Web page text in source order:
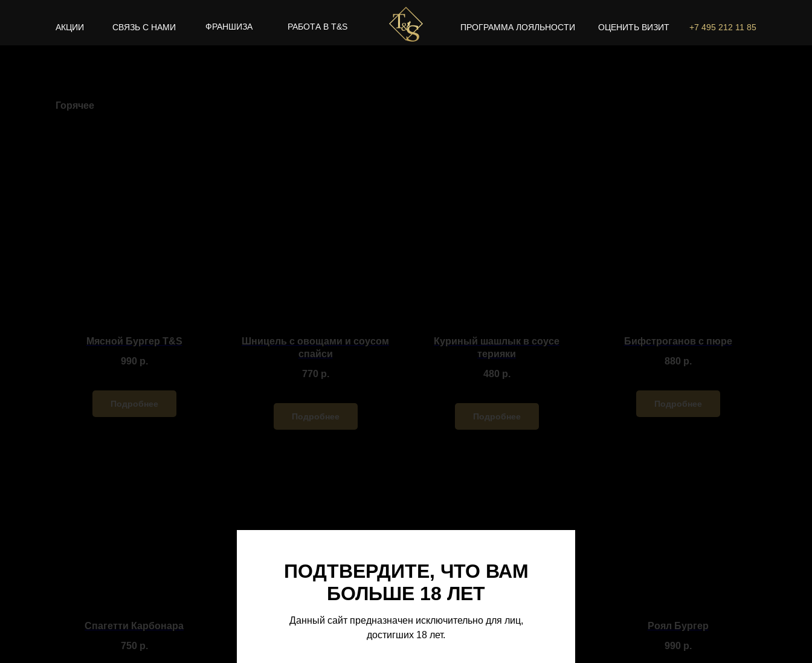
АКЦИИ СВЯЗЬ С НАМИ ФРАНШИЗА РАБОТА В T&S ПРОГРАММА ЛОЯЛЬНОСТИ ОЦЕНИТЬ ВИЗИТ +7 495 212 11 85
ПОДТВЕРДИТЕ, ЧТО ВАМ
БОЛЬШЕ 18 ЛЕТ
Данный сайт предназначен исключительно для лиц,
достигших 18 лет.
Горячее
Мясной Бургер T&S
990 р.
Подробнее
Шницель с овощами и соусом
спайси
770 р.
Подробнее
Куриный шашлык в соусе
терияки
480 р.
Подробнее
Бифстроганов с пюре
880 р.
Подробнее
Спагетти Карбонара
750 р.
Спагетти Болоньезе
Стейк форели с овощами
Роял Бургер
990 р.